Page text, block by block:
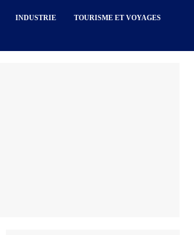
INDUSTRIE TOURISME ET VOYAGES